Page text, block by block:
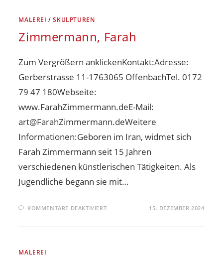
MALEREI /SKULPTUREN
Zimmermann, Farah
Zum Vergrößern anklickenKontakt:Adresse:
Gerberstrasse 11-1763065 OffenbachTel. 0172
79 47 180Webseite:
www.FarahZimmermann.deE-Mail:
art@FarahZimmermann.deWeitere
Informationen:Geboren im Iran, widmet sich
Farah Zimmermann seit 15 Jahren
verschiedenen künstlerischen Tätigkeiten. Als
Jugendliche begann sie mit…
KOMMENTARE DEAKTIVIERT 15. DEZEMBER 2024
MALEREI